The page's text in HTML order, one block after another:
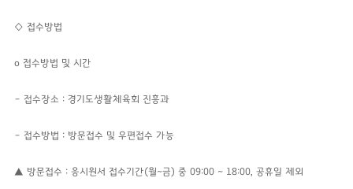
◇ 접수방법
o 접수방법 및 시간
– 접수장소 : 경기도생활체육회 진흥과
– 접수방법 : 방문접수 및 우편접수 가능
▲ 방문접수 : 응시원서 접수기간(월~금) 중 09:00 ~ 18:00, 공휴일 제외